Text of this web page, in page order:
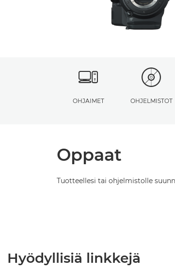
OHJAIMET OHJELMISTOT
Oppaat
Tuotteellesi tai ohjelmistolle
Hyödyllisiä linkkejä